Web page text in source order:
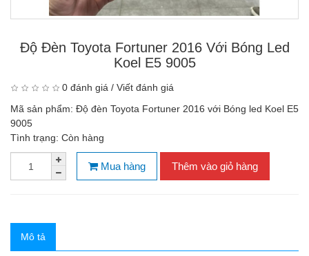
Độ Đèn Toyota Fortuner 2016 Với Bóng Led
Koel E5 9005
0 đánh giá / Viết đánh giá
Mã sản phẩm: Độ đèn Toyota Fortuner 2016 với Bóng led Koel E5
9005
Tình trạng: Còn hàng
Mua hàng Thêm vào giỏ hàng
Mô tả